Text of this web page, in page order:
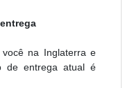
na Inglaterra e
de entrega atual é